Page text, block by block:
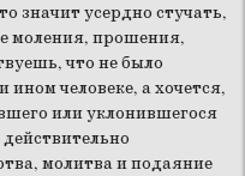
значит усердно стучать,
моления, прошения,
что не было
человеке, а хочется,
или уклонившегося
молитва и подаяние